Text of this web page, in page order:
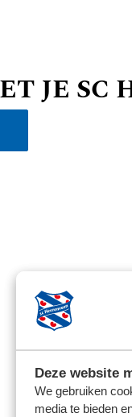
Deze website
We gebruiken
media te bieden
JE SC